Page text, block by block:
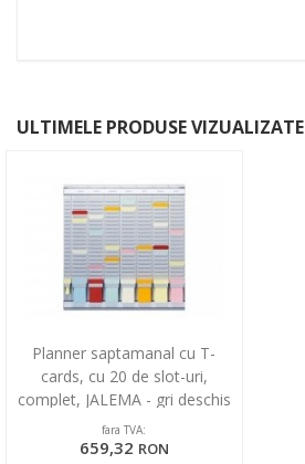
ULTIMELE PRODUSE VIZUALIZATE
Planner saptamanal cu T-
cards, cu 20 de slot-uri,
complet, JALEMA - gri deschis
fara TVA:
659,32 RON